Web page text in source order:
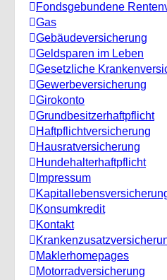
Fondsgebundene
Gas
Gebäudeversicherung
Geldsparen im Leben
Gesetzliche
Gewerbeversicherung
Girokonto
Grundbesitzerhaftpflicht
Haftpflichtversicherung
Hausratversicherung
Hundehalterhaftpflicht
Impressum
Konsumkredit
Kontakt
Maklerhomepages
Motorradversicherung